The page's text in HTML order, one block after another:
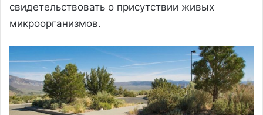
свидетельствовать о присутствии живых
микроорганизмов.